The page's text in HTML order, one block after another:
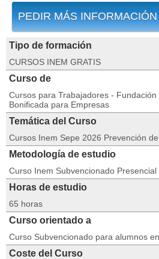
PEDIR MÁS INFORMACIÓN
Tipo de formación
CURSOS INEM GRATIS
Curso de
Cursos para Trabajadores -
Bonificada para Empresas
Temática del Curso
Cursos Inem Sepe 2026 Prevención
Metodología de estudio
Curso Inem Subvencionado Presencial
Horas de estudio
65 horas
Curso orientado a
Curso Subvencionado para alumnos
Coste del Curso